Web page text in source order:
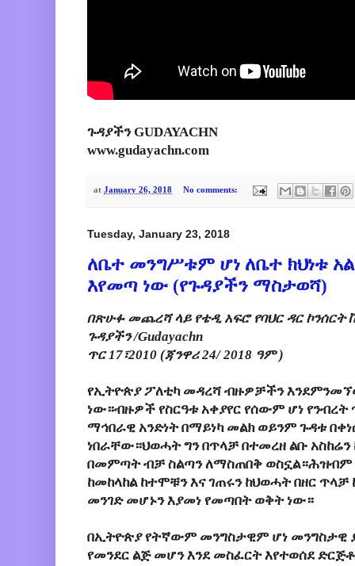
ጉዳያችን GUDAYACHN
www.gudayachn.com
at January 26, 2018 No comments:
Tuesday, January 23, 2018
ለቤተ መንግሥቱም ሆነ ለቤተ ክህነቱ
እየመጣ ነው (የጉዳያችን ማስታወሻ)
በጽሁፉ መጨረሻ ላይ የቴዲ አፍሮ የባህር ዳር ኮንሰርት
ጉዳያችን /Gudayachn
ጥር 17፣2010 (ጃንዋሪ 24/ 2018 ዓም )
የኢትዮጵያ ፖለቲካ መዳረሻ ብዙዎቻችን
ነው።ብዙዎች የስርዓቱ አቀያየር የሰውም ሆነ
ማኅበራዊ አንድነት በማይነካ መልክ ወይንም ጉዳቱ
ነበራቸው።ህወሓት ግን በጥላቻ በተመረዘ ልቡ አስከሬን
በመምጣት ብቻ ስልጣን ለማስጠበቅ ወስኗል።ሕዝብም
ከመከላከል ከተሞቹን እና ገጠሩን ከህወሓት በዘር
መንገድ መሆኑን እያመነ የመጣበት ወቅት ነው።
በኢትዮጵያ የትኛውም መንግስታዊም ሆነ መንግስታዊ
የመንደር ልጅ መሆን እንደ መስፈርት እየተወሰደ